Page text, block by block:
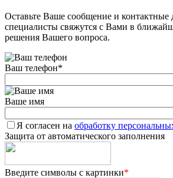
Оставьте Ваше сообщение и
специалисты свяжутся с Вами в
решения Вашего вопроса.
Ваш телефон*
Ваше имя
Я согласен на обработку
Защита от автоматического заполнения
Введите символы с картинки*